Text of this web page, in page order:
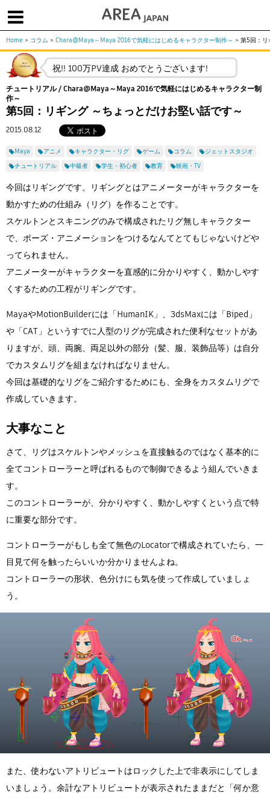
体験版で始める 学生向け無償版 ソフトを購入
About us | フォーラム | お問合せ | メールマガジン
コラム
Columns
チュートリアル
Tutorials
ユーザー事例
User Stories
ムービー
求人
注目のキーワード
インディー版
3DCGとは
ゲーム開発
建築・製造
アニメ
教育機関・学生
Flow Production Tracking（旧ShotGrid）
Flow Studio
Home > コラム > Chara@Maya～Maya 2016で気軽にはじめるキャラクター制作～ > 第5回：リ
祝!! 100万PV達成 おめでとうございます!
チュートリアル / Chara@Maya～Maya 2016で気軽にはじめるキャラクター制
作～
第5回：リギング ～ちょっとだけお堅い話です～
2015.08.12
Maya アニメ キャラクター・リグ ゲーム コラム
ジェットスタジオ
チュートリアル
中級者 学生・初心者 教育 映画・TV
今回はリギングです。リギングとはアニメーターがキャラクターを
動かすための仕組み（リグ）を作ることです。
スケルトンとスキニングのみで構成されたリグ無しキャラクター
で、ポーズ・アニメーションをつけるなんてとてもじゃないけどや
ってられません。
アニメーターがキャラクターを直感的に分かりやすく、動かしやす
くするための工程がリギングです。
MayaやMotionBuilderには「HumanIK」、3dsMaxには「Biped」
や「CAT」というすでに人型のリグが完成された便利なセットがあ
りますが、頭、両腕、両足以外の部分（髪、服、装飾品等）は自分
でカスタムリグを組まなければなりません。
今回は基礎的なリグをご紹介するためにも、全身をカスタムリグで
作成していきます。
大事なこと
さて、リグはスケルトンやメッシュを直接触るのではなく基本的に
全てコントローラーと呼ばれるもので制御できるよう組んでいきま
す。
このコントローラーが、分かりやすく、動かしやすくという点で特
に重要な部分です。
コントローラーがもしも全て無色のLocatorで構成されていたら、一
目見て何を触ったらいいか分かりませんよね。
コントローラーの形状、色分けにも気を使って作成していましょ
う。
また、使わないアトリビュートはロックした上で非表示にしてしま
いましょう。余計なアトリビュートが表示されたままだと「何か意